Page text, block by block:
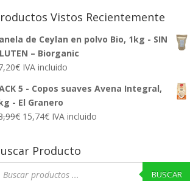
Vistos Recientemente
de Ceylan en polvo Bio, 1kg - SIN
– Biorganic
€ IVA incluido
5 - Copos suaves Avena Integral,
- El Granero
€ El
era:
18,99€.
15,74€El
actual
es:
15,74€.
IVA incluido
Producto
BUSCAR